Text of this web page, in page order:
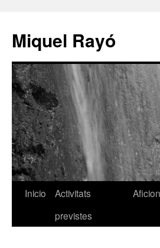
Miquel Rayó
Inicio
Activitats
previstes